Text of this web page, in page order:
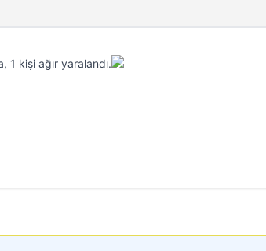
1 kişi ağır yaralandı.